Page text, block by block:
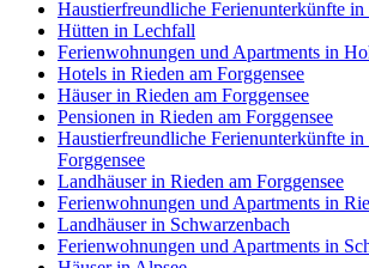
Haustierfreundliche Ferienunterkünfte
Hütten in Lechfall
Ferienwohnungen und Apartments in
Hotels in Rieden am Forggensee
Häuser in Rieden am Forggensee
Pensionen in Rieden am Forggensee
Haustierfreundliche Ferienunterkünfte in
Forggensee
Landhäuser in Rieden am Forggensee
Ferienwohnungen und Apartments in
Landhäuser in Schwarzenbach
Ferienwohnungen und Apartments in